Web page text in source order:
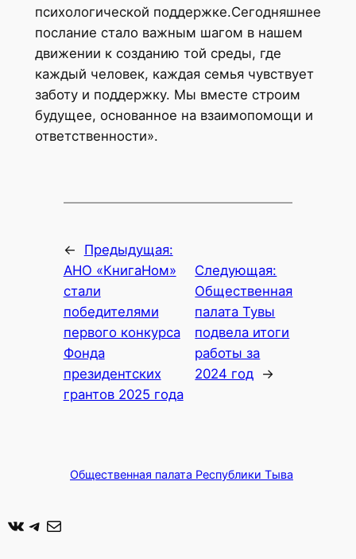
психологической поддержке.Сегодняшнее
послание стало важным шагом в нашем
движении к созданию той среды, где
каждый человек, каждая семья чувствует
заботу и поддержку. Мы вместе строим
будущее, основанное на взаимопомощи и
ответственности».
←
Предыдущая:
АНО «КнигаНом»
стали
победителями
первого конкурса
Фонда
президентских
грантов 2025 года
Следующая:
Общественная
палата Тувы
подвела итоги
работы за
2024 год →
Общественная палата Республики Тыва
ВКонтакте Telegram Почта